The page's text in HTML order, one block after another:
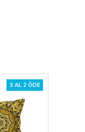
3 AL 2 ÖDE